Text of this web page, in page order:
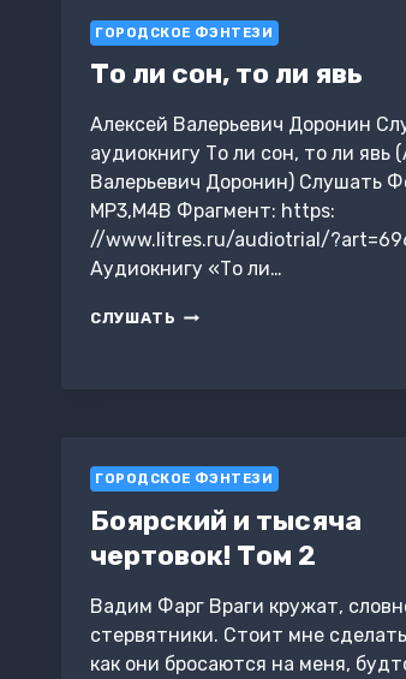
ГОРОДСКОЕ ФЭНТЕЗИ
То ли сон, то ли явь
Алексей Валерьевич Доронин
аудиокнигу То ли сон, то ли явь
Валерьевич Доронин) Слушать
MP3,M4B Фрагмент: https:
//www.litres.ru/audiotrial/
Аудиокнигу «То ли…
СЛУШАТЬ ТО
ГОРОДСКОЕ ФЭНТЕЗИ
Боярский и тысяча
чертовок! Том 2
Вадим Фарг Враги кружат,
стервятники. Стоит мне
как они бросаются на меня,